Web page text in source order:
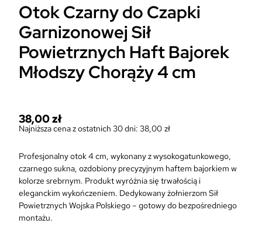
Otok Czarny do Czapki
Garnizonowej Sił
Powietrznych Haft Bajorek
Młodszy Chorąży 4 cm
38,00zł
Najniższa cena z ostatnich 30 dni: 38,00 zł
Profesjonalny otok 4 cm, wykonany z wysokogatunkowego,
czarnego sukna, ozdobiony precyzyjnym haftem bajorkiem w
kolorze srebrnym. Produkt wyróżnia się trwałością i
eleganckim wykończeniem. Dedykowany żołnierzom Sił
Powietrznych Wojska Polskiego – gotowy do bezpośredniego
montażu.